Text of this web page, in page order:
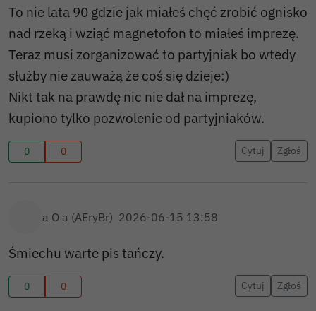
To nie lata 90 gdzie jak miałeś chęć zrobić ognisko
nad rzeką i wziąć magnetofon to miałeś imprezę.
Teraz musi zorganizować to partyjniak bo wtedy
służby nie zauważą że coś się dzieje:)
Nikt tak na prawdę nic nie dał na imprezę,
kupiono tylko pozwolenie od partyjniaków.
0 0 Cytuj Zgłoś
a O a (AEryBr) 2026-06-15 13:58
Śmiechu warte pis tańczy.
0 0 Cytuj Zgłoś